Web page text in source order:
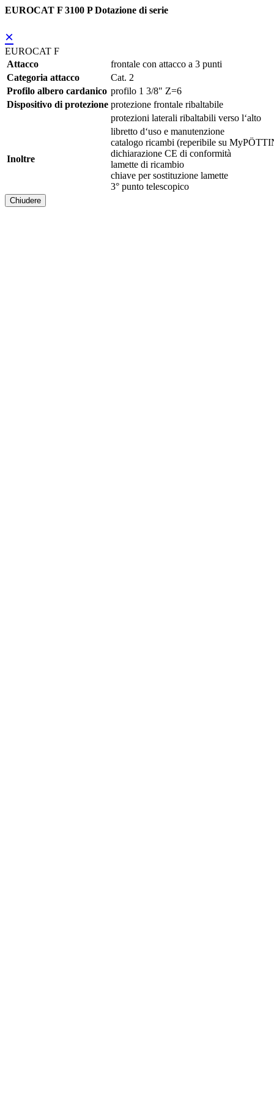
EUROCAT F 3100 P Dotazione di serie
×
EUROCAT F
Attacco
frontale con attacco a 3 punti
Categoria attacco
Cat. 2
Profilo albero cardanico profilo 1 3/8" Z=6
Dispositivo di protezione protezione frontale ribaltabile
protezioni laterali ribaltabili verso l‘alto
Inoltre
libretto d‘uso e manutenzione
catalogo ricambi (reperibile su
dichiarazione CE di conformità
lamette di ricambio
chiave per sostituzione lamette
3° punto telescopico
Chiudere